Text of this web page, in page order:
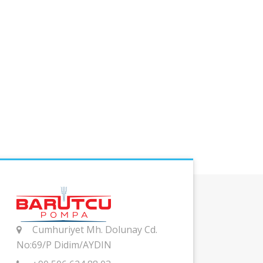
Cumhuriyet Mh. Dolunay Cd.
No:69/P Didim/AYDIN